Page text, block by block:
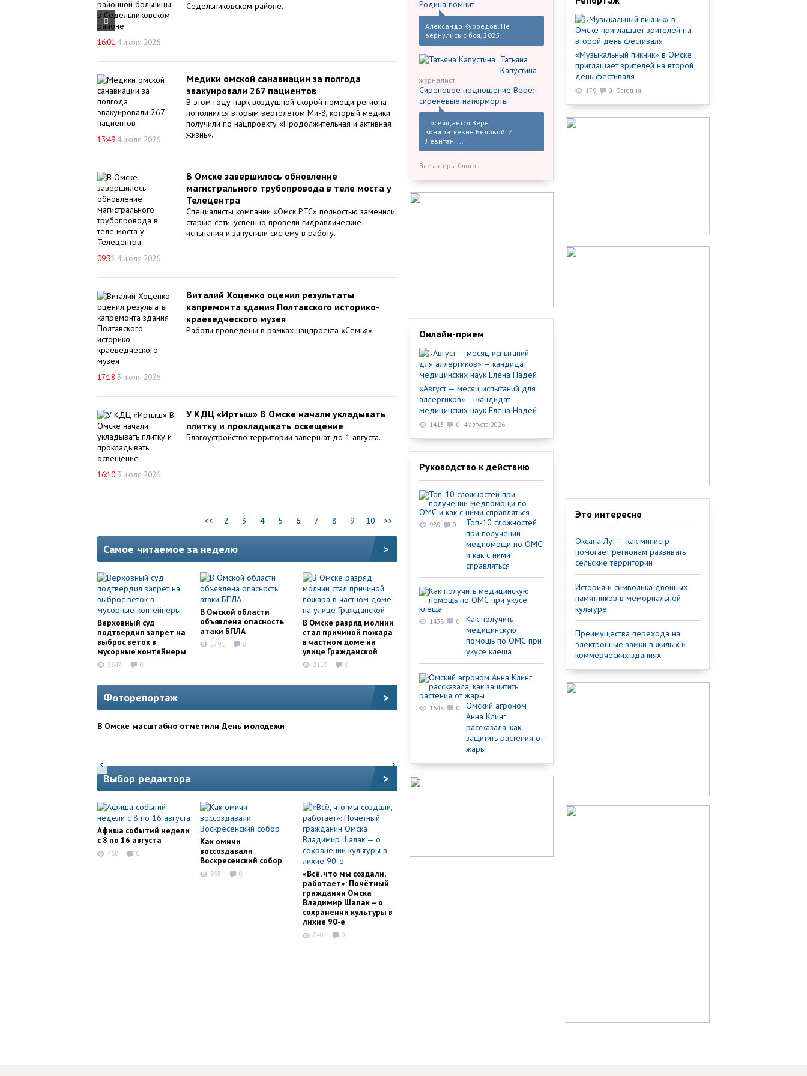

16:01 4 июля 2026
Седельниковском районе.
13:49 4 июля 2026
Медики омской санавиации за полгода
эвакуировали 267 пациентов
В этом году парк воздушной скорой помощи региона
пополнился вторым вертолетом Ми-8, который медики
получили по нацпроекту «Продолжительная и активная
жизнь».
09:31 4 июля 2026
В Омске завершилось обновление
магистрального трубопровода в теле моста у
Телецентра
Специалисты компании «Омск РТС» полностью заменили
старые сети, успешно провели гидравлические
испытания и запустили систему в работу.
17:18 3 июля 2026
Виталий Хоценко оценил результаты
капремонта здания Полтавского историко-
краеведческого музея
Работы проведены в рамках нацпроекта «Семья».
16:10 3 июля 2026
У КДЦ «Иртыш» В Омске начали укладывать
плитку и прокладывать освещение
Благоустройство территории завершат до 1 августа.
<< 2 3 4 5 6 7 8 9 10 >>
Самое читаемое за неделю >
Верховный суд
подтвердил запрет на
выброс веток в
мусорные контейнеры
3847 0
В Омской области
объявлена опасность
атаки БПЛА
2791 0
В Омске разряд молнии
стал причиной пожара
в частном доме на
улице Гражданской
2119 0
Фоторепортаж >
В Омске масштабно отметили День молодежи
Выбор редактора >
Афиша событий недели
с 8 по 16 августа
468 0
Как омичи
воссоздавали
Воскресенский собор
895 0
«Всё, что мы создали,
работает»: Почётный
гражданин Омска
Владимир Шалак — о
сохранении культуры в
лихие 90-е
740 0
Родина помнит
Александр Куроедов. Не
вернулись с боя, 2025
Татьяна
Капустина
журналист
Сиреневое подношение Вере:
сиреневые натюрморты
Посвящается Вере
Кондратьевне Беловой. И.
Левитан. ...
Все авторы блогов
Онлайн-прием
«Август — месяц испытаний для
аллергиков» — кандидат
медицинских наук Елена Надей
1413 0 4 августа 2026
Руководство к действию
Топ-10 сложностей
при получении
медпомощи по ОМС
и как с ними
справляться
989 0
Как получить
медицинскую
помощь по ОМС при
укусе клеща
1438 0
Омский агроном
Анна Клинг
рассказала, как
защитить растения от
жары
1648 0
«Музыкальный пикник» в Омске
приглашает зрителей на второй
день фестиваля
179 0 Сегодня
Это интересно
Оксана Лут — как министр
помогает регионам развивать
сельские территории
История и символика двойных
памятников в мемориальной
культуре
Преимущества перехода на
электронные замки в жилых и
коммерческих зданиях